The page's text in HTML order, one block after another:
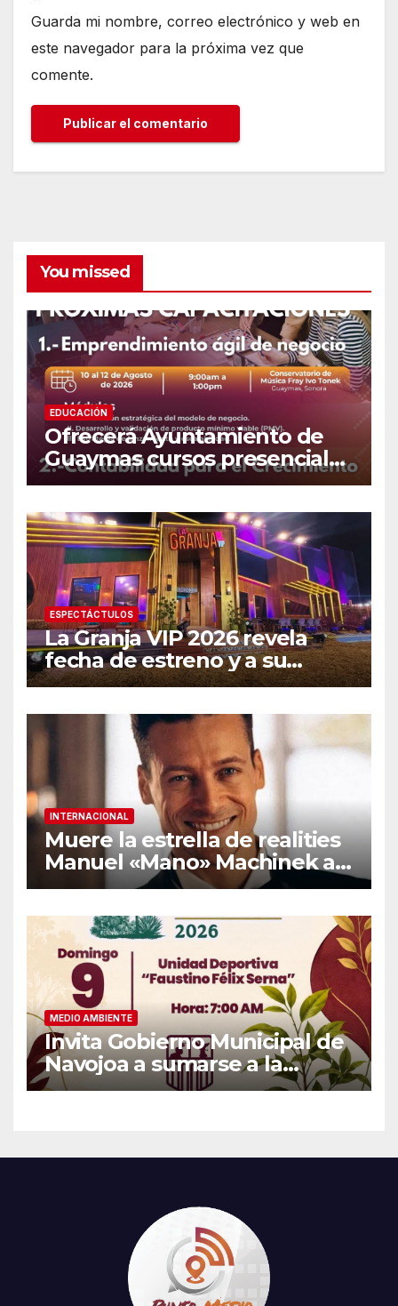
Guarda mi nombre, correo electrónico y web en
este navegador para la próxima vez que
comente.
You missed
EDUCACIÓN
Ofrecerá Ayuntamiento de
Guaymas cursos presenciales
para emprendedores
ESPECTÁCTULOS
La Granja VIP 2026 revela
fecha de estreno y a su
primer famoso confirmado
INTERNACIONAL
Muere la estrella de realities
Manuel «Mano» Machinek a
los 37 años
MEDIO AMBIENTE
Invita Gobierno Municipal de
Navojoa a sumarse a la
Jornada Nacional de